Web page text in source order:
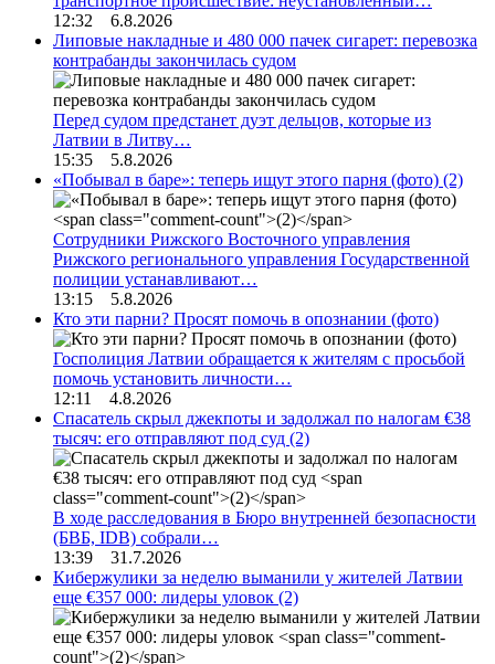
12:32 6.8.2026
Липовые накладные и 480 000 пачек сигарет: перевозка
контрабанды закончилась судом
Перед судом предстанет дуэт дельцов, которые из
Латвии в Литву…
15:35 5.8.2026
«Побывал в баре»: теперь ищут этого парня (фото) (2)
Сотрудники Рижского Восточного управления
Рижского регионального управления Государственной
полиции устанавливают…
13:15 5.8.2026
Кто эти парни? Просят помочь в опознании (фото)
Госполиция Латвии обращается к жителям с просьбой
помочь установить личности…
12:11 4.8.2026
Спасатель скрыл джекпоты и задолжал по налогам €38
тысяч: его отправляют под суд (2)
В ходе расследования в Бюро внутренней безопасности
(БВБ, IDB) собрали…
13:39 31.7.2026
Кибержулики за неделю выманили у жителей Латвии
еще €357 000: лидеры уловок (2)